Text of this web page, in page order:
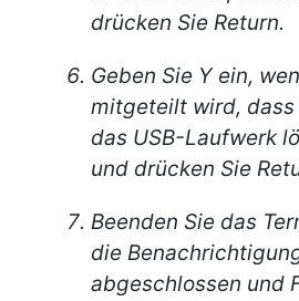
drücken Sie Return.
Geben Sie Y ein,
mitgeteilt wird, dass
das USB-Laufwerk
und drücken Sie
Beenden Sie das
die
abgeschlossen und